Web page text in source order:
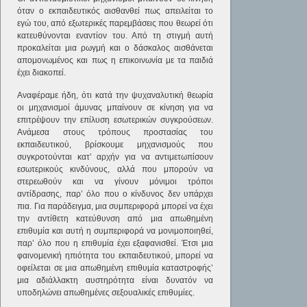
όταν ο εκπαιδευτικός αισθανθεί πως απειλείται το
εγώ του, από εξωτερικές παρεμβάσεις που θεωρεί ότι
κατευθύνονται εναντίον του. Από τη στιγμή αυτή
προκαλείται μια ρωγμή και ο δάσκαλος αισθάνεται
απομονωμένος και πως η επικοινωνία με τα παιδιά
έχει διακοπεί.
Αναφέραμε ήδη, ότι κατά την ψυχαναλυτική θεωρία
οι μηχανισμοί άμυνας μπαίνουν σε κίνηση για να
επιτρέψουν την επίλυση εσωτερικών συγκρούσεων.
Ανάμεσα στους τρόπους προστασίας του
εκπαιδευτικού, βρίσκουμε μηχανισμούς που
συγκροτούνται κατ’ αρχήν για να αντιμετωπίσουν
εσωτερικούς κινδύνους, αλλά που μπορούν να
στερεωθούν και να γίνουν μόνιμοι τρόποι
αντίδρασης, παρ’ όλο που ο κίνδυνος δεν υπάρχει
πια. Για παράδειγμα, μια συμπεριφορά μπορεί να έχει
την αντίθετη κατεύθυνση από μια απωθημένη
επιθυμία και αυτή η συμπεριφορά να μονιμοποιηθεί,
παρ’ όλο που η επιθυμία έχει εξαφανισθεί. Έτσι μια
φαινομενική ηπιότητα του εκπαιδευτικού, μπορεί να
οφείλεται σε μια απωθημένη επιθυμία καταστροφής’
μια αδιάλλακτη αυστηρότητα είναι δυνατόν να
υποδηλώνει απωθημένες σεξουαλικές επιθυμίες.